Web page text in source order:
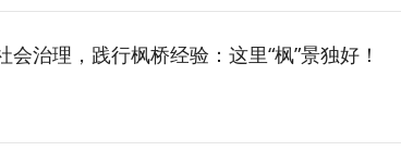
治理，践行枫桥经验：这里“枫”景独好！